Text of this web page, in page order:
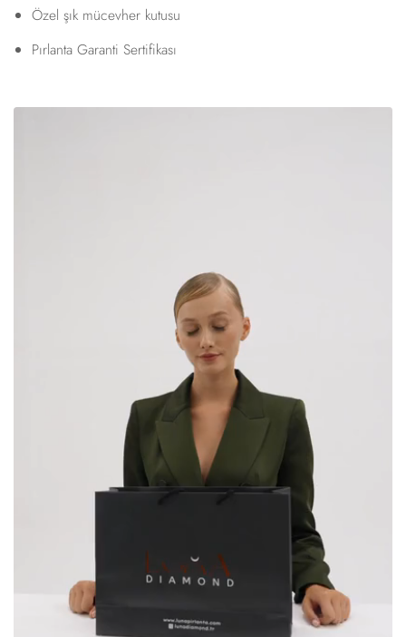
Özel şık mücevher kutusu
Pırlanta Garanti Sertifikası